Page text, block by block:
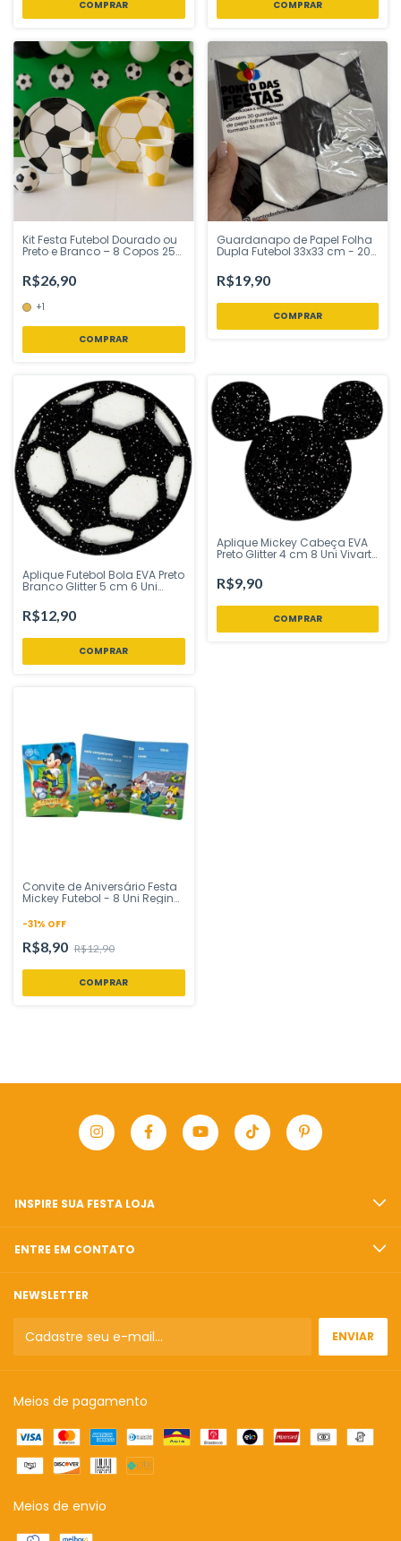
Kit Festa Futebol Dourado ou
Preto e Branco – 8 Copos 250
das Festas – Inspire Sua
Festa Loj
R$26,90
+1
COMPRAR
Guardanapo de Papel Folha
Dupla Futebol 33x33 cm - 20
Inspire sua Festa Loja
R$19,90
Aplique Futebol Bola EVA Preto
Branco Glitter 5 cm 6 Uni
Loja
R$12,90
Aplique Mickey Cabeça EVA
Preto Glitter 4 cm 8 Uni Vivarte
R$9,90
Convite de Aniversário Festa
Mickey Futebol - 8 Uni Regina
Loja
-31% OFF
R$8,90 R$12,90
INSPIRE SUA FESTA LOJA
ENTRE EM CONTATO
NEWSLETTER
Meios de pagamento
Meios de envio